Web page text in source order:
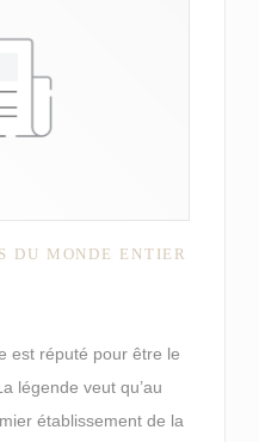
DU MONDE ENTIER
est réputé pour être le
légende veut qu’au
établissement de la